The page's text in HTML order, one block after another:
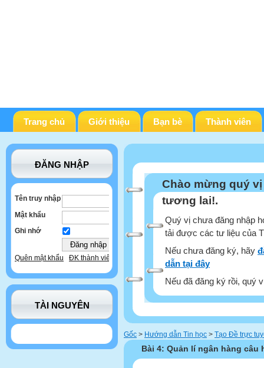
Trang chủ Giới thiệu Bạn bè Thành viên
ĐĂNG NHẬP
Tên truy nhập
Mật khẩu
Ghi nhớ
Quên mật khẩu ĐK thành viên
TÀI NGUYÊN
Chào mừng quý
tương lai!.
Quý vị chưa đăng nhập
tải được các tư liệu của
Nếu chưa đăng ký, hãy
dẫn tại đây
Nếu đã đăng ký rồi, quý
Gốc > Hướng dẫn Tin học > Tạo Đề trực
Bài 4: Quản lí ngân hàng câu